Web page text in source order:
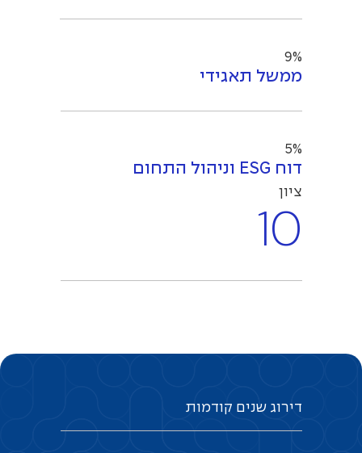
9%
ממשל תאגידי
5%
דוח ESG וניהול התחום
ציון
10
דירוג שנים קודמות